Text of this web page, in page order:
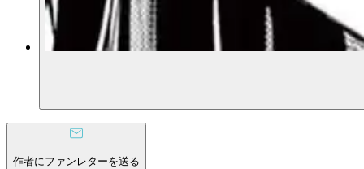
作者にファンレターを送る